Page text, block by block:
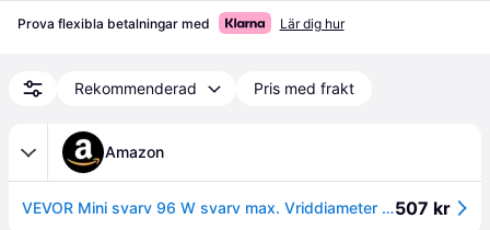
50 RPM, för DIY-träbearbetningsborr
roterande verktyg
Prova flexibla betalningar med Lär dig hur
Rekommenderad Pris med frakt
Amazon
VEVOR Mini svarv 96 W svarv max. Vriddiameter 70 mm svarv spindelvarvtal 4250–8500 varv/min kopieringsvarv med 7-växlad inställning svarv med kompletta tillbehör507 kr